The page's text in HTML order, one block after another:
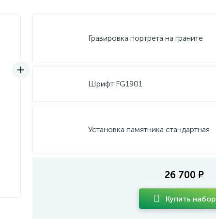
Гравировка портрета на граните
Шрифт FG1901
Установка памятника стандартная
26 700 ₽
Купить набор